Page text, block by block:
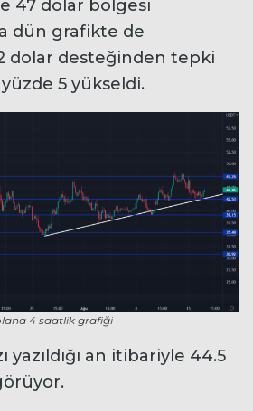
47 dolar bölgesi
dün grafikte de
dolar desteğinden tepki
5 yükseldi.
4 saatlik grafiği
yazıldığı an itibariyle 44.5